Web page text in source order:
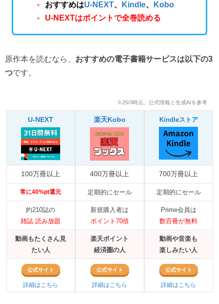
おすすめはU-NEXT、 Kindle、
Kobo
U-NEXTはポイントで全巻読める
原作本を読むなら、 おすすめの電子書籍サービスは以下の3
つです。
※25/3時点。公式情報と生成AIを参考
U-NEXT 楽天Kobo Kindleストア
100万冊以上 400万冊以上 700万冊以上
常に40%pt還元 定期的にセール 定期的にセール
約210誌の
雑誌 読み放題
新規購入者は
ポイント70倍
Prime会員は
数百冊が無料
動画もたくさん見
たい人
楽天ポイント
経済圏の人
動画や音楽も
楽しみたい人
公式サイト
詳細はこちら
公式サイト
詳細はこちら
公式サイト
詳細はこちら